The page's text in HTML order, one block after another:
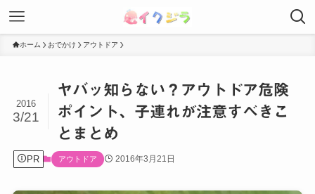
ホーム おでかけ アウトドア
ヤバッ知らない？アウトドア危険
ポイント、子連れが注意すべきこ
とまとめ
2016
3/21
PR アウトドア 2016年3月21日